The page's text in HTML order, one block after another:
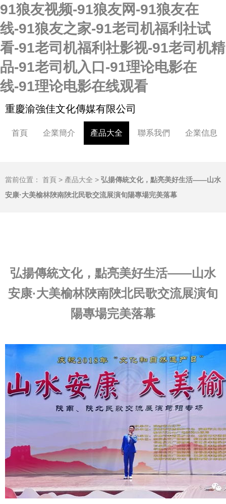
91狼友视频-91狼友网-91狼友在
线-91狼友之家-91老司机福利社试
看-91老司机福利社影视-91老司机精
品-91老司机入口-91理论电影在
线-91理论电影在线观看
重慶渝強佳文化傳媒有限公司
首頁 企業簡介 產品大全 聯系我們 企業信息
當前位置： 首頁 > 產品大全 > 弘揚傳統文化，點亮美好生活——山水
安康·大美榆林陜南陜北民歌交流展演旬陽專場完美落幕
弘揚傳統文化，點亮美好生活——山水
安康·大美榆林陜南陜北民歌交流展演旬
陽專場完美落幕